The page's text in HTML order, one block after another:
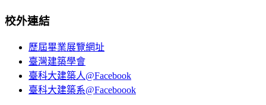
校外連結
歷屆畢業展覽網址
臺灣建築學會
臺科大建築人@Facebook
臺科大建築系@Faceboook